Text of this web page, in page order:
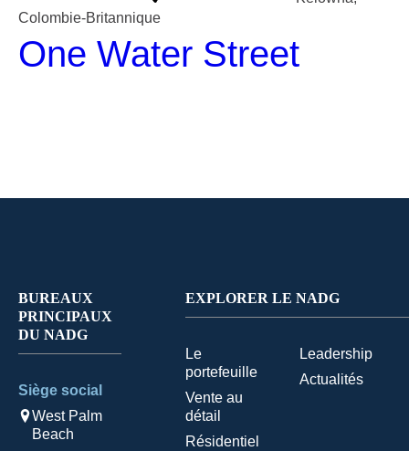
Colombie-Britannique
One Water Street
BUREAUX
PRINCIPAUX
DU NADG
Siège social
West Palm
Beach
EXPLORER LE NADG
Le
portefeuille
Vente au
détail
Résidentiel
Leadership
Actualités